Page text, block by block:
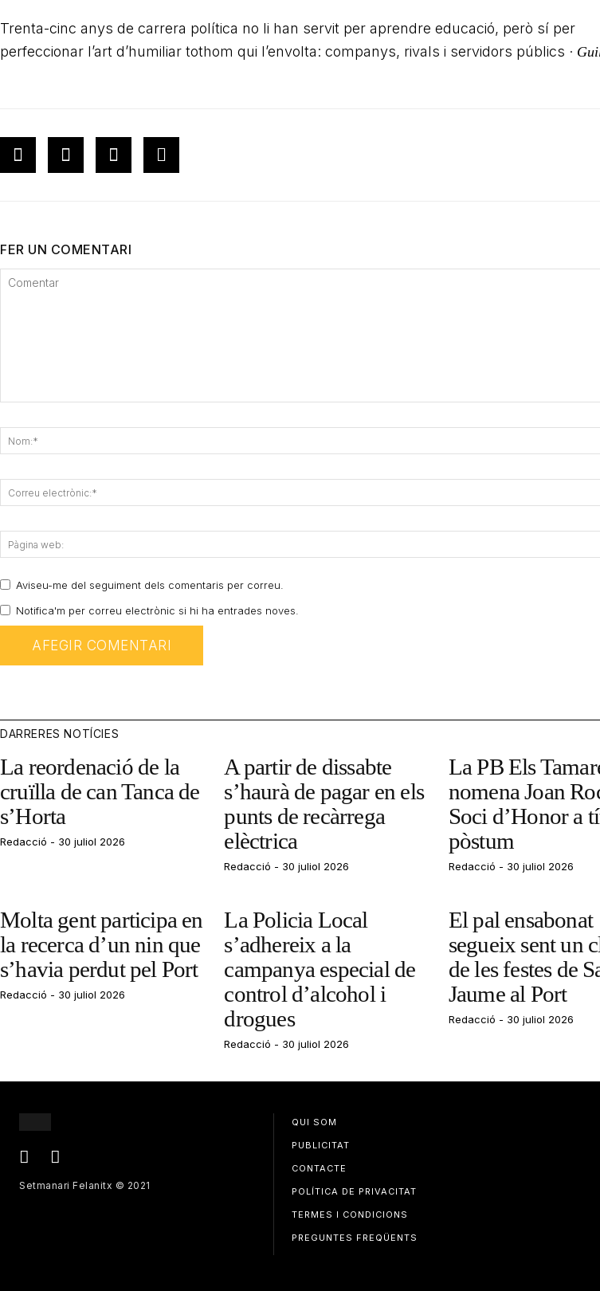
Trenta-cinc anys de carrera política no li han servit per aprendre educació, però sí per
perfeccionar l’art d’humiliar tothom qui l’envolta: companys, rivals i servidors públics ·
FER UN COMENTARI
Aviseu-me del seguiment dels comentaris per correu.
Notifica'm per correu electrònic si hi ha entrades noves.
DARRERES NOTÍCIES
La reordenació de la
cruïlla de can Tanca de
s’Horta
Redacció 30 juliol 2026
A partir de dissabte
s’haurà de pagar en els
punts de recàrrega
elèctrica
Redacció 30 juliol 2026
La PB Els
nomena Joan
Soci d’Honor a
pòstum
Redacció 30 juliol 2026
Molta gent participa en
la recerca d’un nin que
s’havia perdut pel Port
Redacció 30 juliol 2026
La Policia Local
s’adhereix a la
campanya especial de
control d’alcohol i
drogues
Redacció 30 juliol 2026
El pal ensabonat
segueix sent un
de les festes de
Jaume al Port
Redacció 30 juliol 2026
Setmanari Felanitx © 2021
QUI SOM
PUBLICITAT
CONTACTE
POLÍTICA DE PRIVACITAT
TERMES I CONDICIONS
PREGUNTES FREQÜENTS